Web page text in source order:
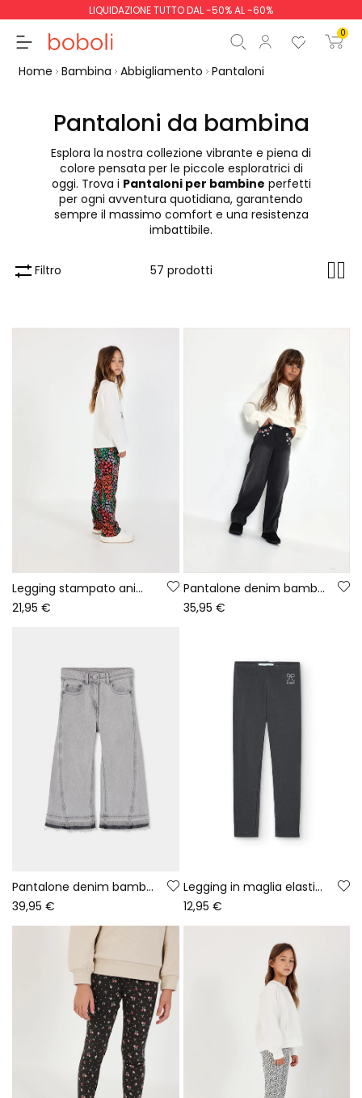
LIQUIDAZIONE TUTTO DAL -50% AL -60%
0
Totale parziale
Totale 0,00 €
Continua Inizio ordine
Home Bambina Abbigliamento Pantaloni
Pantaloni da bambina
Esplora la nostra collezione vibrante e piena di
colore pensata per le piccole esploratrici di
oggi. Trova i Pantaloni per bambine perfetti
per ogni avventura quotidiana, garantendo
sempre il massimo comfort e una resistenza
imbattibile.
Filtro 57 prodotti
Legging stampato animal print multicolore
21,95 €
Pantalone denim bambina nero ricamato di fiori
35,95 €
Pantalone denim bambina grigio wide leg
39,95 €
Legging in maglia elasticizzata grigia
12,95 €